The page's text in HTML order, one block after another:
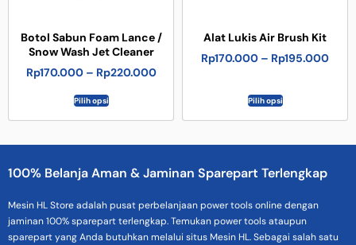
Botol Sabun Foam Lance /
Snow Wash Jet Cleaner
Rp170.000 – Rp220.000
Pilih opsi
Alat Lukis Air Brush Kit
Rp170.000 – Rp195.000
Pilih opsi
100% Belanja Aman & Jaminan Sparepart Terlengkap
Mesin HL Store adalah pusat perbelanjaan power tools online dengan
jaminan 100% sparepart terlengkap. Temukan power tools ataupun
sparepart yang Anda butuhkan melalui situs Mesin HL. Sebagai salah satu